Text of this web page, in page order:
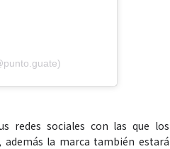
redes sociales con las que los
la marca también estará